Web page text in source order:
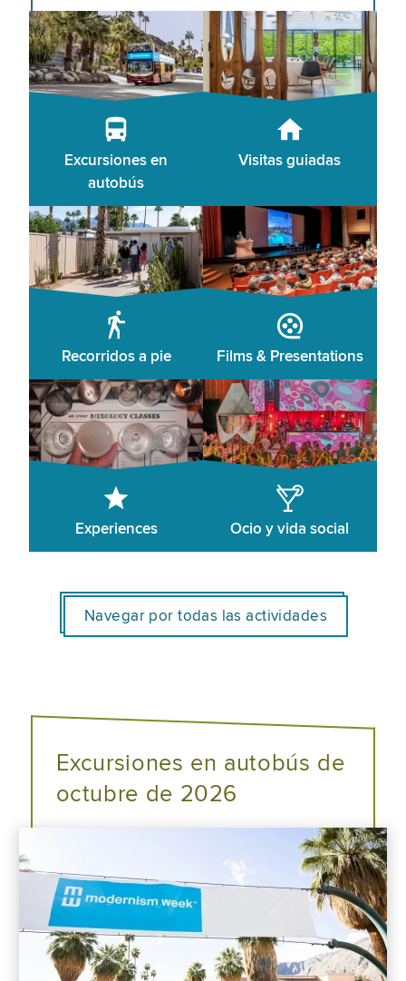
Excursiones en
autobús
Visitas guiadas
Recorridos a pie Films & Presentations
Experiences Ocio y vida social
Navegar por todas las actividades
Excursiones en autobús de
octubre de 2026